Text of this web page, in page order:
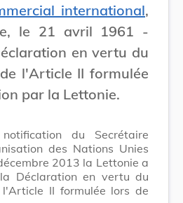
international,
le 21 avril 1961 -
en vertu du
l'Article II formulée
par la Lettonie.
du Secrétaire
des Nations Unies
2013 la Lettonie a
Déclaration en vertu du
II formulée lors de